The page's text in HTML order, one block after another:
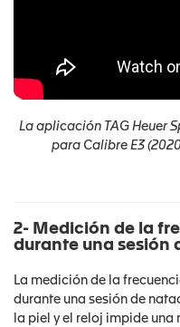
La aplicación TAG Heuer
para Calibre E3
2- Medición de la
durante una sesión
La medición de la
durante una sesión de
la piel y el reloj impide una